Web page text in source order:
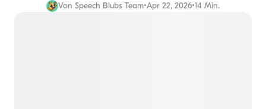
Von Speech Blubs Team•Apr 22, 2026•14 Min.